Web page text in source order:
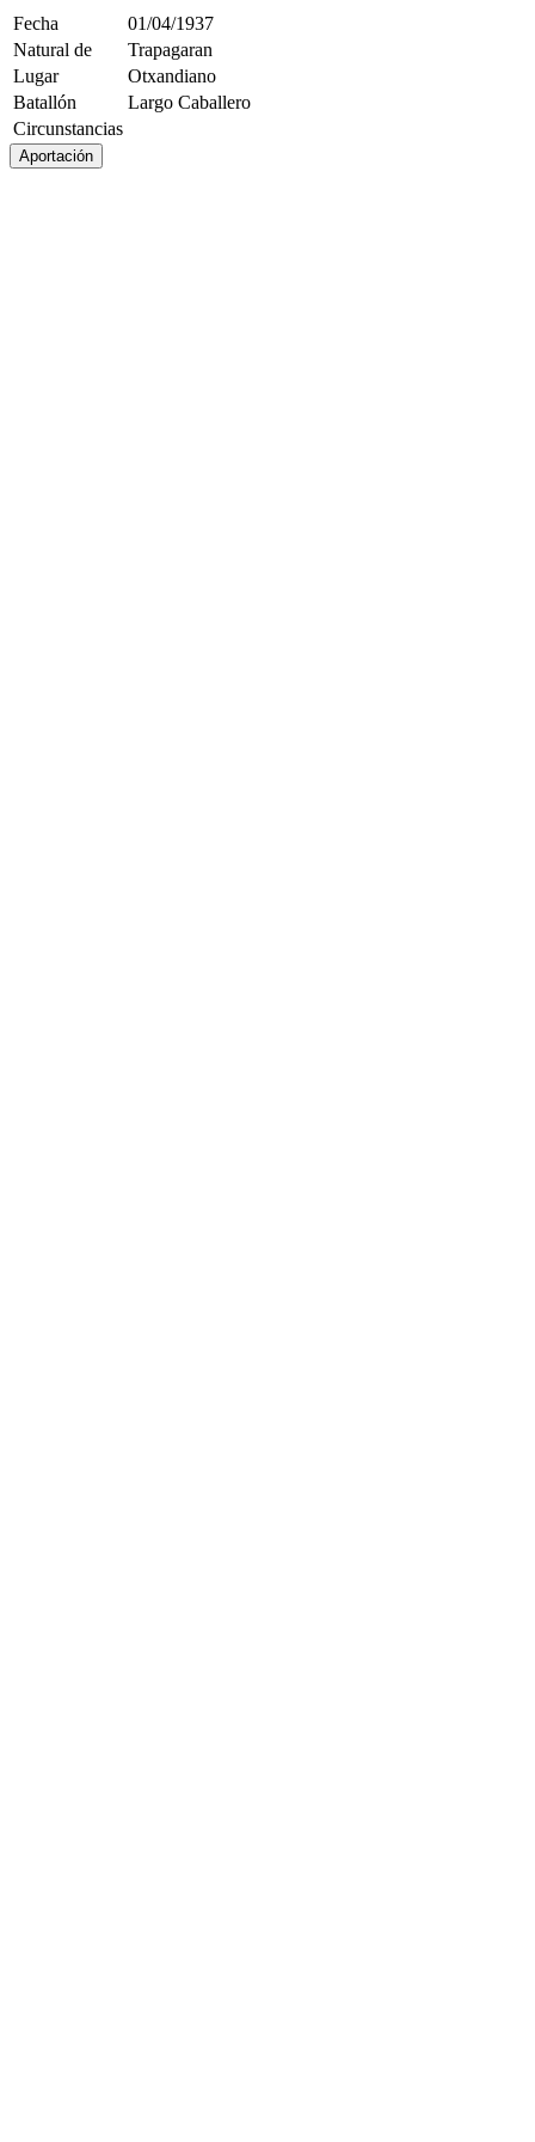
Fecha
01/04/1937
Natural de
Trapagaran
Lugar
Otxandiano
Batallón
Largo Caballero
Circunstancias